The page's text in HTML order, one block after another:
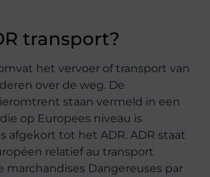
transport?
het vervoer of transport van
over de weg. De
staan vermeld in een
op Europees niveau is
afgekort tot het ADR. ADR staat
relatief au transport
marchandises Dangereuses par